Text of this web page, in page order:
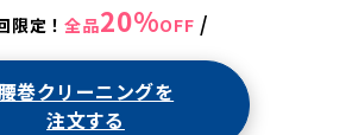
限定！全品20%OFF /
腰巻クリーニングを
注文する